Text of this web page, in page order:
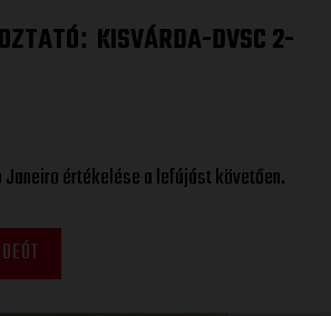
: KISVÁRDA-DVSC 2-
Janeiro értékelése a lefújást követően.